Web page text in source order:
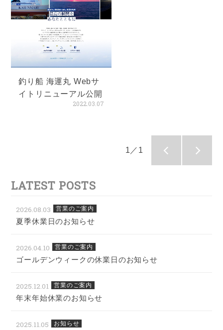
釣り船 海運丸 Webサ
イトリニューアル公開
2022.03.07
1／1
LATEST POSTS
2026.08.03 営業のご案内
夏季休業日のお知らせ
2026.04.10 営業のご案内
ゴールデンウィークの休業日のお知らせ
2025.12.01 営業のご案内
年末年始休業のお知らせ
2025.11.05 お知らせ